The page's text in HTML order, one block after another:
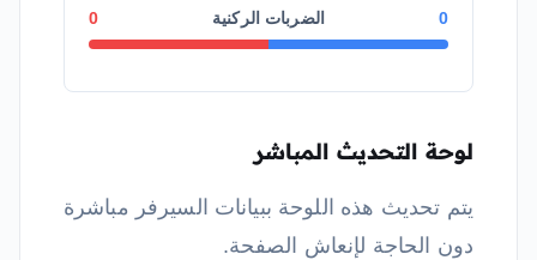
0 الضربات الركنية 0
لوحة التحديث المباشر
يتم تحديث هذه اللوحة ببيانات السيرفر مباشرة
دون الحاجة لإنعاش الصفحة.